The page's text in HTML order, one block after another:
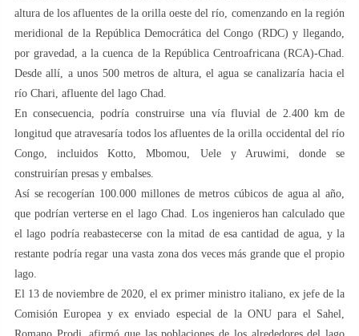
altura de los afluentes de la orilla oeste del río, comenzando en la región
meridional de la República Democrática del Congo (RDC) y llegando,
por gravedad, a la cuenca de la República Centroafricana (RCA)-Chad.
Desde allí, a unos 500 metros de altura, el agua se canalizaría hacia el
río Chari, afluente del lago Chad.
En consecuencia, podría construirse una vía fluvial de 2.400 km de
longitud que atravesaría todos los afluentes de la orilla occidental del río
Congo, incluidos Kotto, Mbomou, Uele y Aruwimi, donde se
construirían presas y embalses.
Así se recogerían 100.000 millones de metros cúbicos de agua al año,
que podrían verterse en el lago Chad. Los ingenieros han calculado que
el lago podría reabastecerse con la mitad de esa cantidad de agua, y la
restante podría regar una vasta zona dos veces más grande que el propio
lago.
El 13 de noviembre de 2020, el ex primer ministro italiano, ex jefe de la
Comisión Europea y ex enviado especial de la ONU para el Sahel,